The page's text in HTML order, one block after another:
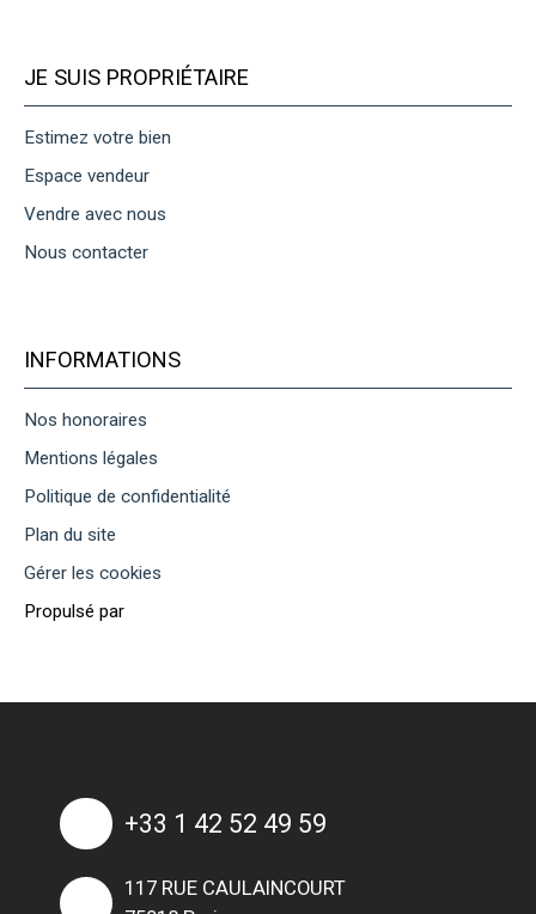
JE SUIS PROPRIÉTAIRE
Estimez votre bien
Espace vendeur
Vendre avec nous
Nous contacter
INFORMATIONS
Nos honoraires
Mentions légales
Politique de confidentialité
Plan du site
Gérer les cookies
Propulsé par
+33 1 42 52 49 59
117 RUE CAULAINCOURT